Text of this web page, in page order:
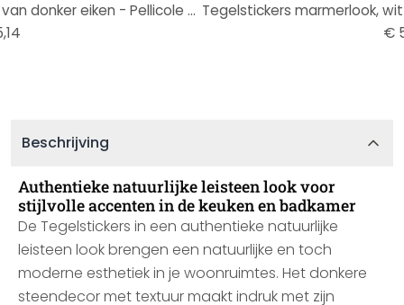
Tegelstickers met houteffect van donker eiken - Pellicole per mobili, Keukenachterwand, Badkamerfoli
€
Beschrijving
Authentieke natuurlijke leisteen look voor
stijlvolle accenten in de keuken en badkamer
De Tegelstickers in een authentieke natuurlijke
leisteen look brengen een natuurlijke en toch
moderne esthetiek in je woonruimtes. Het donkere
steendecor met textuur maakt indruk met zijn